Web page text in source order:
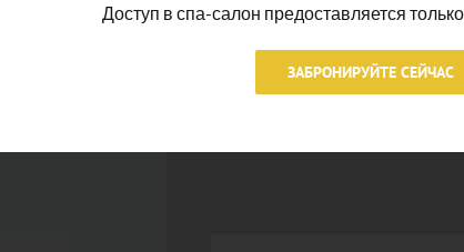
Доступ в спа-салон предоставляется
ЗАБРОНИРУЙТЕ СЕЙЧАС